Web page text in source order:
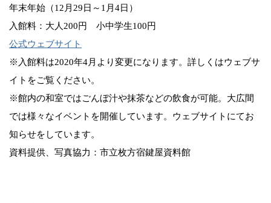
年末年始（12月29日～1月4日）
入館料：大人200円 小中学生100円
公式ウェブサイト
※入館料は2020年4月より変更になります。詳しくはウェブサ
イトをご覧ください。
※館内の和室ではごんぼ汁や抹茶などの飲食が可能。大広間
では様々なイベントを開催しています。ウェブサイトにてお
知らせをしています。
資料提供、写真協力：市立枚方宿鍵屋資料館